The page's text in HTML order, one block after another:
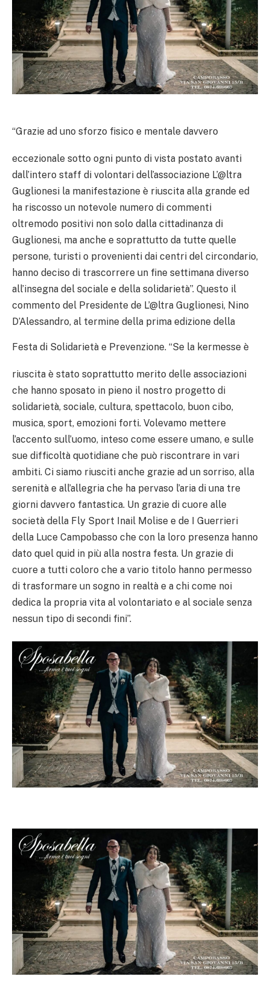
“Grazie ad uno sforzo fisico e mentale davvero
eccezionale sotto ogni punto di vista postato avanti
dall’intero staff di volontari dell’associazione L’@ltra
Guglionesi la manifestazione è riuscita alla grande ed
ha riscosso un notevole numero di commenti
oltremodo positivi non solo dalla cittadinanza di
Guglionesi, ma anche e soprattutto da tutte quelle
persone, turisti o provenienti dai centri del circondario,
hanno deciso di trascorrere un fine settimana diverso
all’insegna del sociale e della solidarietà”. Questo il
commento del Presidente de L’@ltra Guglionesi, Nino
D’Alessandro, al termine della prima edizione della
Festa di Solidarietà e Prevenzione. “Se la kermesse è
riuscita è stato soprattutto merito delle associazioni
che hanno sposato in pieno il nostro progetto di
solidarietà, sociale, cultura, spettacolo, buon cibo,
musica, sport, emozioni forti. Volevamo mettere
l’accento sull’uomo, inteso come essere umano, e sulle
sue difficoltà quotidiane che può riscontrare in vari
ambiti. Ci siamo riusciti anche grazie ad un sorriso, alla
serenità e all’allegria che ha pervaso l’aria di una tre
giorni davvero fantastica. Un grazie di cuore alle
società della Fly Sport Inail Molise e de I Guerrieri
della Luce Campobasso che con la loro presenza hanno
dato quel quid in più alla nostra festa. Un grazie di
cuore a tutti coloro che a vario titolo hanno permesso
di trasformare un sogno in realtà e a chi come noi
dedica la propria vita al volontariato e al sociale senza
nessun tipo di secondi fini”.